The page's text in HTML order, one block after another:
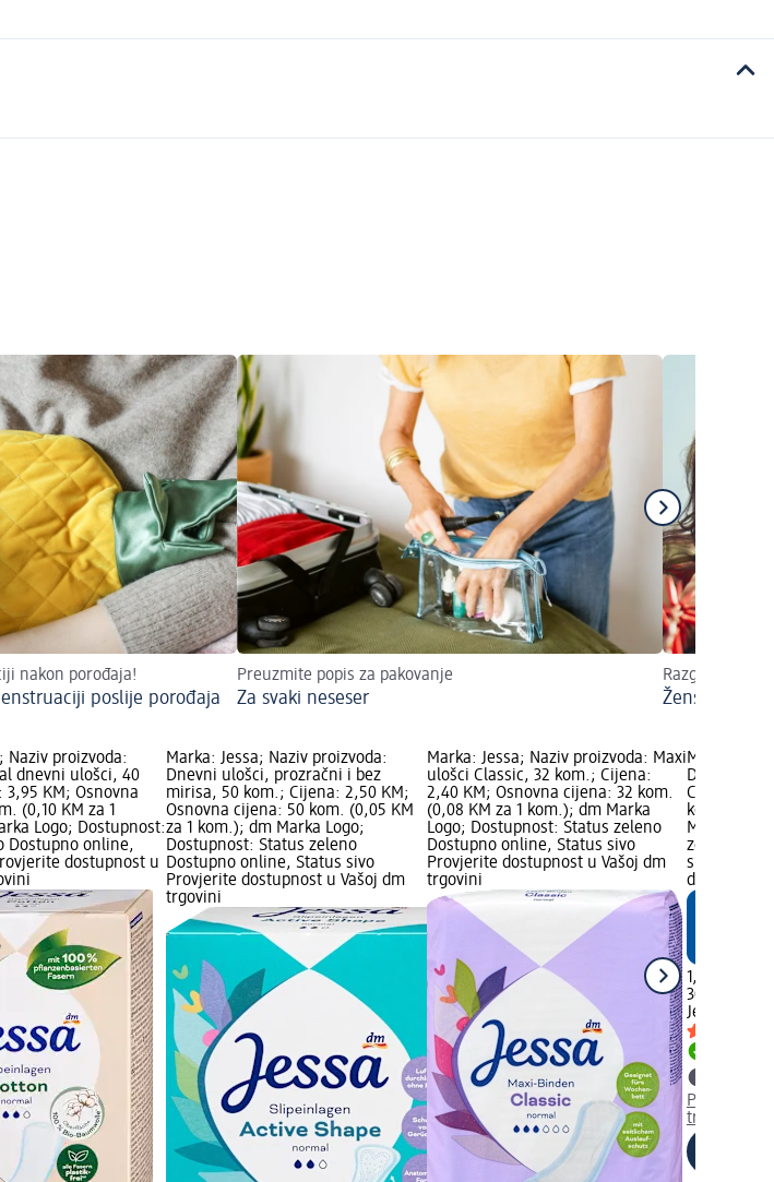
nakon porođaja!
poslije porođaja
Preuzmite popis za pakovanje
Za svaki neseser
Razgovarajmo
Žensko
Naziv proizvoda:
dnevni ulošci, 40
3,95 KM; Osnovna
(0,10 KM za 1
Logo; Dostupnost:
Dostupno online,
dostupnost u
Marka: Jessa; Naziv proizvoda:
Dnevni ulošci, prozračni i bez
mirisa, 50 kom.; Cijena: 2,50 KM;
Osnovna cijena: 50 kom. (0,05 KM
za 1 kom.); dm Marka Logo;
Dostupnost: Status zeleno
Dostupno online, Status sivo
Provjerite dostupnost u Vašoj dm
trgovini
Marka: Jessa; Naziv proizvoda: Maxi
ulošci Classic, 32 kom.; Cijena:
2,40 KM; Osnovna cijena: 32 kom.
(0,08 KM za 1 kom.); dm Marka
Logo; Dostupnost: Status zeleno
Dostupno online, Status sivo
Provjerite dostupnost u Vašoj dm
trgovini
Marka:
Dnevni
Cijena:
kom. (0,06
Marka
zeleno
sivo
dm trgovini
1,65 KM
30 kom.
Jessa
Provjerite
trgovini